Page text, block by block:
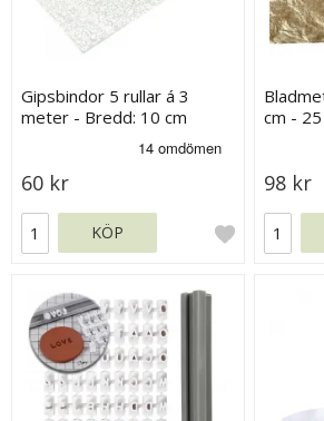
Gipsbindor 5 rullar á 3
meter - Bredd: 10 cm
60 kr
KÖP
cm -
98 kr